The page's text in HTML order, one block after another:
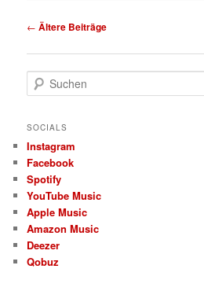
Beitragsnavigation
← Ältere Beiträge
u
h
n
SOCIALS
Instagram
Facebook
Spotify
YouTube Music
Apple Music
Amazon Music
Deezer
Qobuz